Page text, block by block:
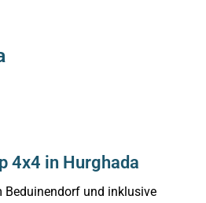
4x4 in Hurghada
und inklusive